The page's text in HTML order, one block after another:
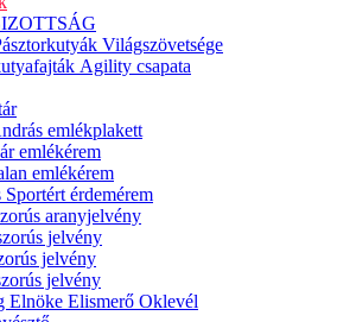
Világszövetsége
Agility csapata
emlékplakett
emlékérem
emlékérem
érdemérem
aranyjelvény
jelvény
jelvény
jelvény
Elnöke Elismerő Oklevél